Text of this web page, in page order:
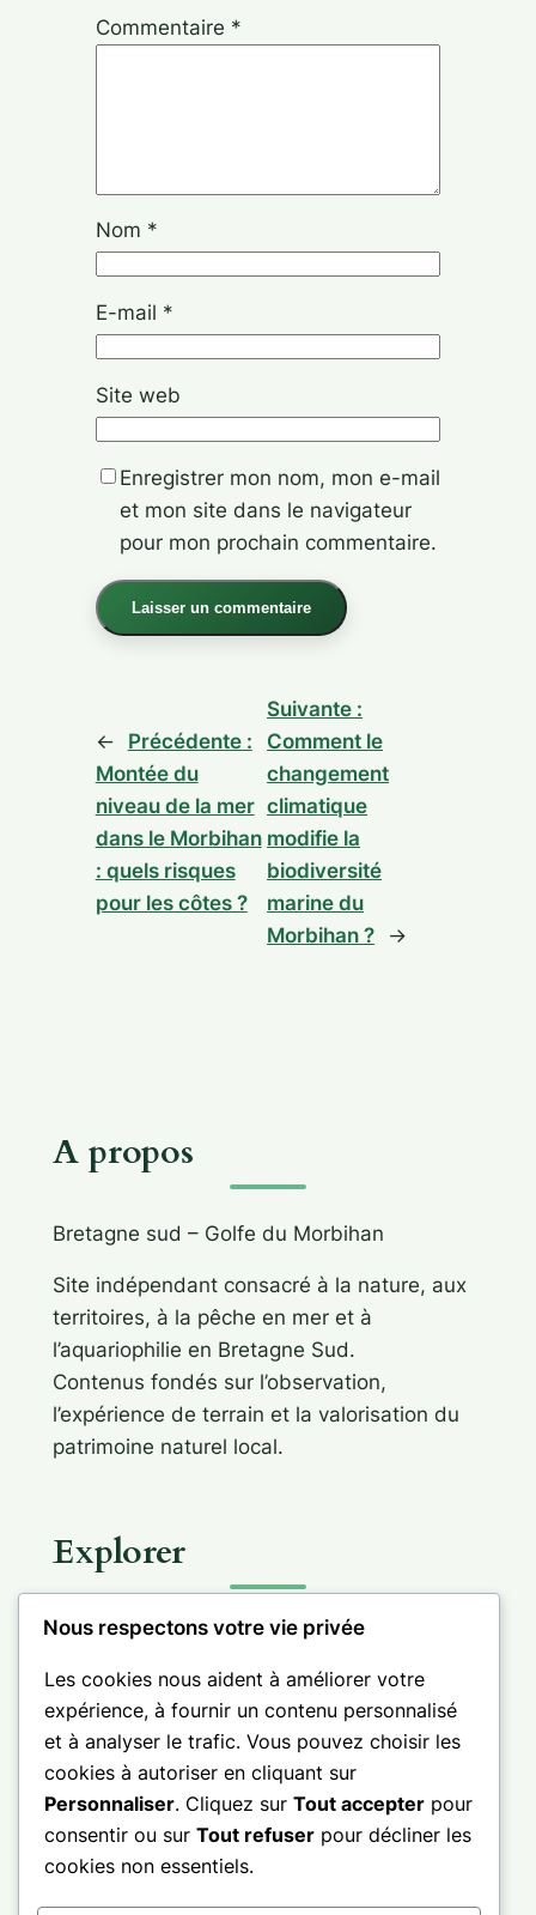
Commentaire *
Nom *
E-mail *
Site web
Enregistrer mon nom, mon e-mail
et mon site dans le navigateur
pour mon prochain commentaire.
←
Précédente :
Montée du
niveau de la mer
dans le Morbihan
: quels risques
pour les côtes ?
Suivante :
Comment le
changement
climatique
modifie la
biodiversité
marine du
Morbihan ?
→
A propos
Bretagne sud – Golfe du Morbihan
Site indépendant consacré à la nature, aux
territoires, à la pêche en mer et à
l’aquariophilie en Bretagne Sud.
Contenus fondés sur l’observation,
l’expérience de terrain et la valorisation du
patrimoine naturel local.
Explorer
Informations
Facebook
LinkedIn
Nous respectons votre vie privée
Les cookies nous aident à améliorer votre
expérience, à fournir un contenu personnalisé
et à analyser le trafic. Vous pouvez choisir les
cookies à autoriser en cliquant sur
Personnaliser. Cliquez sur Tout accepter pour
consentir ou sur Tout refuser pour décliner les
cookies non essentiels.